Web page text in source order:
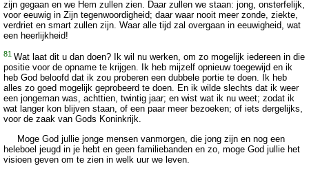
zijn gegaan en we Hem zullen zien. Daar zullen we staan: jong, onsterfelijk,
voor eeuwig in Zijn tegenwoordigheid; daar waar nooit meer zonde, ziekte,
verdriet en smart zullen zijn. Waar alle tijd zal overgaan in eeuwigheid, wat
een heerlijkheid!
81 Wat laat dit u dan doen? Ik wil nu werken, om zo mogelijk iedereen in die
positie voor de opname te krijgen. Ik heb mijzelf opnieuw toegewijd en ik
heb God beloofd dat ik zou proberen een dubbele portie te doen. Ik heb
alles zo goed mogelijk geprobeerd te doen. En ik wilde slechts dat ik weer
een jongeman was, achttien, twintig jaar; en wist wat ik nu weet; zodat ik
wat langer kon blijven staan, of een paar meer bezoeken; of iets dergelijks,
voor de zaak van Gods Koninkrijk.
Moge God jullie jonge mensen vanmorgen, die jong zijn en nog een
heleboel jeugd in je hebt en geen familiebanden en zo, moge God jullie het
visioen geven om te zien in welk uur we leven.